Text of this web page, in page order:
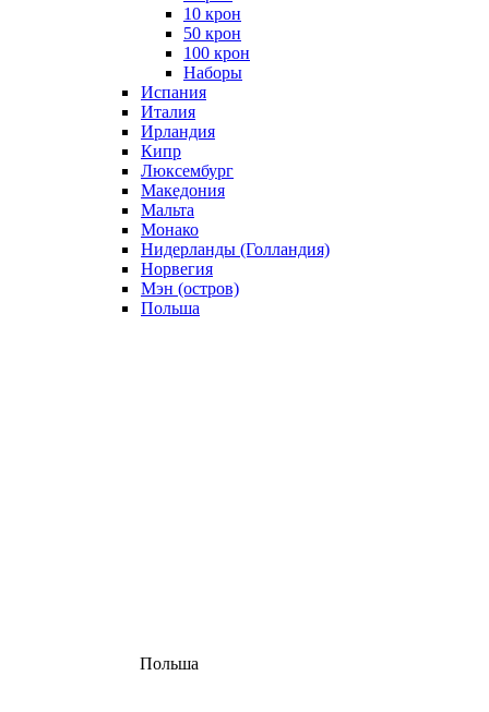
10 крон
50 крон
100 крон
Наборы
Испания
Италия
Ирландия
Кипр
Люксембург
Македония
Мальта
Монако
Нидерланды (Голландия)
Норвегия
Мэн (остров)
Польша
Польша